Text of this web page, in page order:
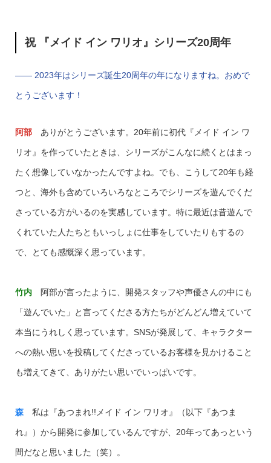
祝 『メイド イン ワリオ』シリーズ20周年
—— 2023年はシリーズ誕生20周年の年になりますね。おめで
とうございます！
阿部ありがとうございます。20年前に初代『メイド イン ワ
リオ』を作っていたときは、シリーズがこんなに続くとはまっ
たく想像していなかったんですよね。でも、こうして20年も経
つと、海外も含めていろいろなところでシリーズを遊んでくだ
さっている方がいるのを実感しています。特に最近は昔遊んで
くれていた人たちともいっしょに仕事をしていたりもするの
で、とても感慨深く思っています。
竹内阿部が言ったように、開発スタッフや声優さんの中にも
「遊んでいた」と言ってくださる方たちがどんどん増えていて
本当にうれしく思っています。SNSが発展して、キャラクター
への熱い思いを投稿してくださっているお客様を見かけること
も増えてきて、ありがたい思いでいっぱいです。
森私は『あつまれ!!メイド イン ワリオ』（以下『あつま
れ』）から開発に参加しているんですが、20年ってあっという
間だなと思いました（笑）。